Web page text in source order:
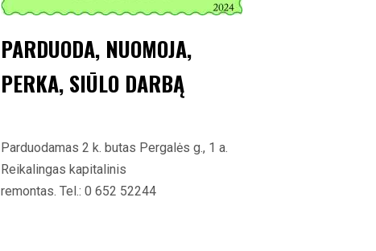
PARDUODA, NUOMOJA,
PERKA, SIŪLO DARBĄ
Parduodamas 2 k. butas Pergalės g., 1 a.
Reikalingas kapitalinis
remontas. Tel.: 0 652 52244